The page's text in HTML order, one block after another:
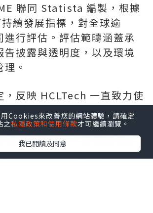
聯同 Statista 編製，根據
續發展指標，對全球逾
行評估。評估範疇涵蓋承
告披露與透明度，以及環境
。
，反映 HCLTech 一直致力使
全球契約及可持續發展目標
財政年度，HCLTech 在水
樹立新標杆，水資源回補量
倍；旗下所有自有設施亦繼
Cookies來改善您的網站體驗，請確定
之私隱政策和使用條款才可繼續瀏覽。
我已閱讀及同意